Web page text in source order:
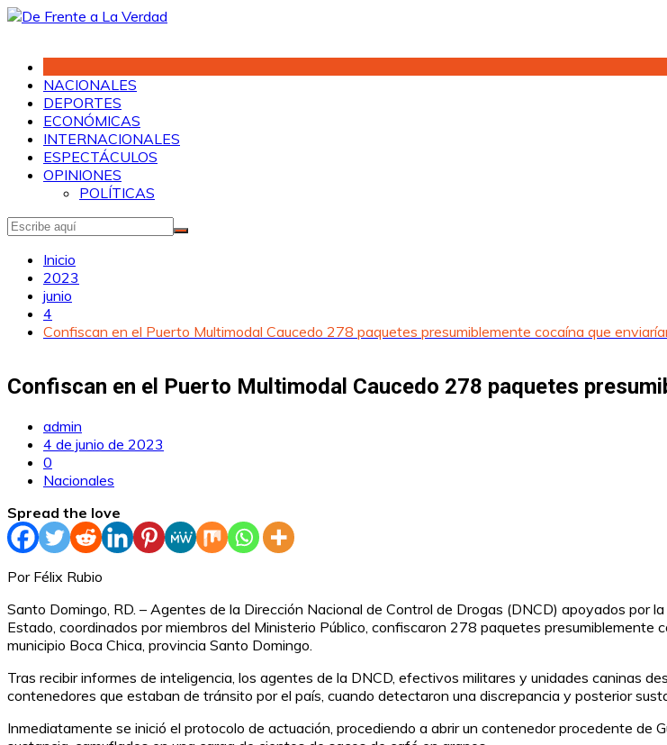
Saltar
NACIONALES
DEPORTES
ECONÓMICAS
INTERNACIONALES
ESPECTÁCULOS
OPINIONES
POLÍTICAS
Inicio
2023
junio
4
Confiscan en el Puerto Multimodal Caucedo 278 paquetes presumiblemente cocaína que
Confiscan en el Puerto Multimodal Caucedo 278 paquetes
admin
4 de junio de 2023
0
Nacionales
Spread the love
Por Félix Rubio
Santo Domingo, RD. – Agentes de la Dirección Nacional de Control de Drogas (DNCD) apoyados por
Estado, coordinados por miembros del Ministerio Público, confiscaron 278 paquetes
municipio Boca Chica, provincia Santo Domingo.
Tras recibir informes de inteligencia, los agentes de la DNCD, efectivos militares y unidades caninas
contenedores que estaban de tránsito por el país, cuando detectaron una discrepancia y posterior
Inmediatamente se inició el protocolo de actuación, procediendo a abrir un contenedor procedente